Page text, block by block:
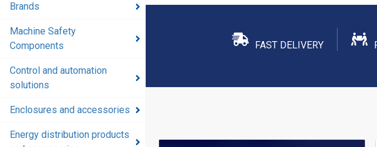
Brands
Machine Safety
Components
Control and automation
solutions
Enclosures and accessories
Energy distribution products
FAST DELIVERY